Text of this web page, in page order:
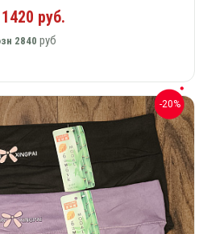
руб.
2840 руб
-20%